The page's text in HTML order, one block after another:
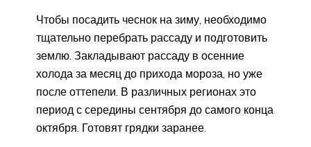
Чтобы посадить чеснок на зиму, необходимо
тщательно перебрать рассаду и подготовить
землю. Закладывают рассаду в осенние
холода за месяц до прихода мороза, но уже
после оттепели. В различных регионах это
период с середины сентября до самого конца
октября. Готовят грядки заранее.